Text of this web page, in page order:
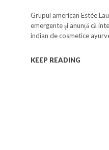
Grupul american Estée
emergente și anunță că
indian de cosmetice
KEEP READING